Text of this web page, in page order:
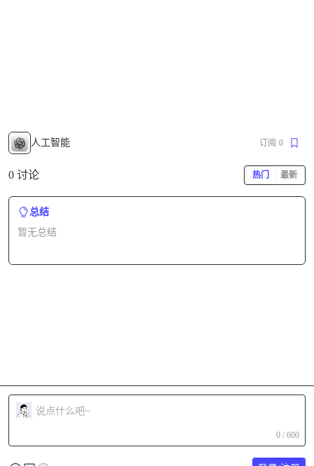
人工智能 订阅 0
0 讨论 热门 最新
总结
暂无总结
0 / 600